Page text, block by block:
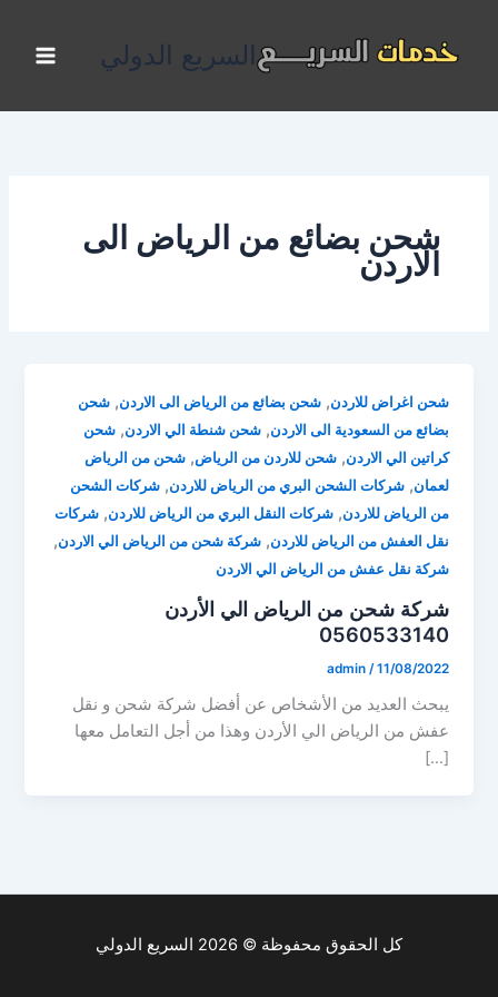
المحتوى
السريع الدولي
شحن بضائع من الرياض الى
الاردن
شحن اغراض للاردن,شحن بضائع من الرياض الى الاردن,شحن
بضائع من السعودية الى الاردن,شحن شنطة الي الاردن,شحن
كراتين الي الاردن,شحن للاردن من الرياض,شحن من الرياض
لعمان,شركات الشحن البري من الرياض للاردن,شركات الشحن
من الرياض للاردن,شركات النقل البري من الرياض للاردن,شركات
نقل العفش من الرياض للاردن,شركة شحن من الرياض الي الاردن,
شركة نقل عفش من الرياض الي الاردن
شركة شحن من الرياض الي الأردن
0560533140
admin /11/08/2022
يبحث العديد من الأشخاص عن أفضل شركة شحن و نقل
عفش من الرياض الي الأردن وهذا من أجل التعامل معها
[…]
كل الحقوق محفوظة © 2026 السريع الدولي